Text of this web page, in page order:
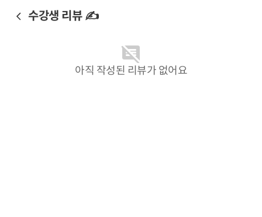
수강생 리뷰 ✍️
아직 작성된 리뷰가 없어요